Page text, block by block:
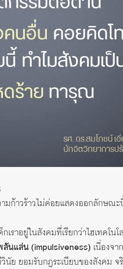
มก้าวร้าวไม่ค่อยแสดงออกลักษณะ
าอยู่ในสังคมที่เรียกว่าไฮเทคโน
นแล่น (impulsiveness) เนื่องจา
นัย ยอมรับกฎระเบียบของสังคม